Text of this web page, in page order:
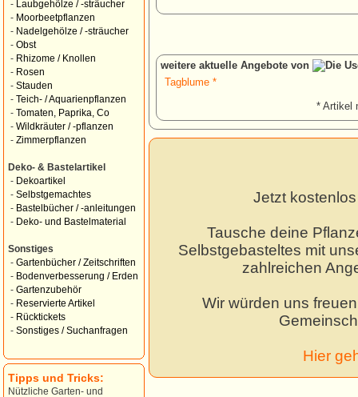
-
Laubgehölze / -sträucher
- Moorbeetpflanzen
- Nadelgehölze / -sträucher
- Obst
- Rhizome / Knollen
- Rosen
- Stauden
- Teich- / Aquarienpflanzen
- Tomaten, Paprika, Co
- Wildkräuter / -pflanzen
- Zimmerpflanzen
Deko- & Bastelartikel
- Dekoartikel
- Selbstgemachtes
- Bastelbücher / -anleitungen
- Deko- und Bastelmaterial
Sonstiges
- Gartenbücher / Zeitschriften
- Bodenverbesserung / Erden
- Gartenzubehör
- Reservierte Artikel
- Rücktickets
- Sonstiges / Suchanfragen
Tipps und Tricks:
Nützliche Garten- und
weitere aktuelle Angebote von
Tagblume *
* Artikel
Jetzt
Tausche deine
Selbstgebasteltes mit
zahlreichen
Wir würden uns
Hier